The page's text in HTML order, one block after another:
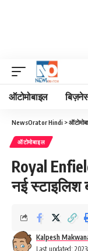
ऑटोमोबाइल
NewsOrator Hindi >
ऑटोमोबाइल
Royal
नई स्टाइलिश
Last updated:
Kalpesh